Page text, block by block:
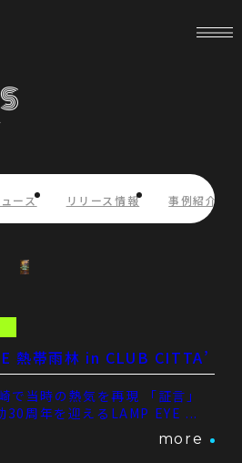
ース リリース情報 事例紹介
熱帯雨林 in CLUB CITTA’
当時の熱気を再現 「証言」
30周年を迎えるLAMP EYE ...
more